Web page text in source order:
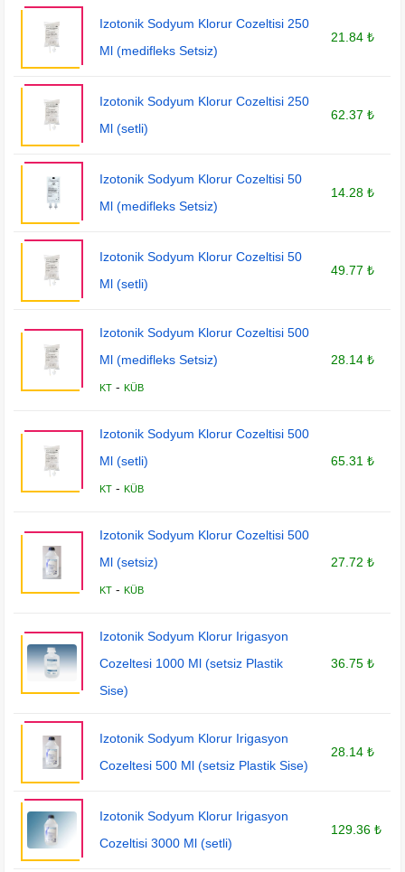
Izotonik Sodyum Klorur Cozeltisi 250
Ml (medifleks Setsiz)
21.84 ₺
Izotonik Sodyum Klorur Cozeltisi 250
Ml (setli)
62.37 ₺
Izotonik Sodyum Klorur Cozeltisi 50
Ml (medifleks Setsiz)
14.28 ₺
Izotonik Sodyum Klorur Cozeltisi 50
Ml (setli)
49.77 ₺
Izotonik Sodyum Klorur Cozeltisi 500
Ml (medifleks Setsiz)
KT -KÜB
28.14 ₺
Izotonik Sodyum Klorur Cozeltisi 500
Ml (setli)
KT -KÜB
65.31 ₺
Izotonik Sodyum Klorur Cozeltisi 500
Ml (setsiz)
KT -KÜB
27.72 ₺
Izotonik Sodyum Klorur Irigasyon
Cozeltesi 1000 Ml (setsiz Plastik
Sise)
36.75 ₺
Izotonik Sodyum Klorur Irigasyon
Cozeltesi 500 Ml (setsiz Plastik Sise)
28.14 ₺
Izotonik Sodyum Klorur Irigasyon
Cozeltisi 3000 Ml (setli)
129.36 ₺